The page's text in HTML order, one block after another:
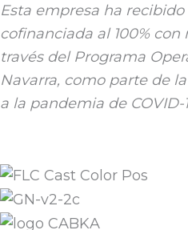
Esta empresa ha
cofinanciada al 100% con
través del Programa
Navarra, como parte de
a la pandemia de COVID-